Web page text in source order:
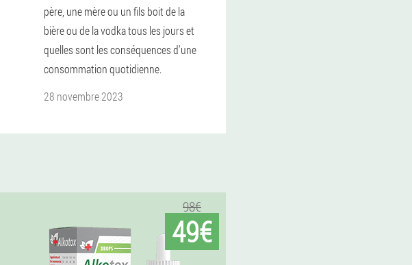
père, une mère ou un fils boit de la
bière ou de la vodka tous les jours et
quelles sont les conséquences d'une
consommation quotidienne.
28 novembre 2023
98€
49€